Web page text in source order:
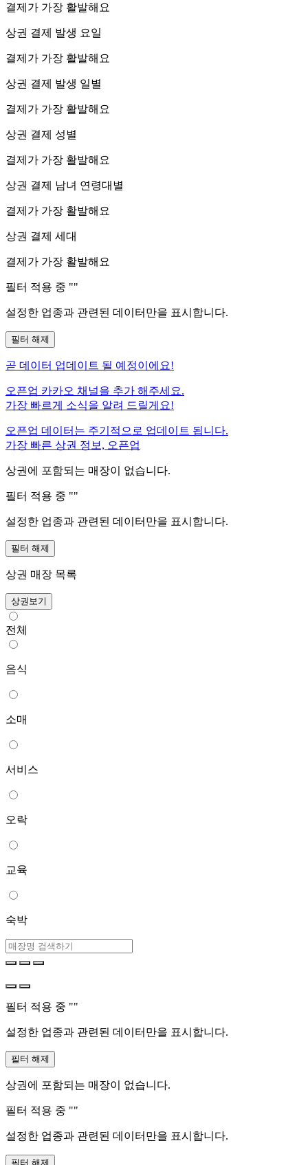
결제가 가장 활발해요
상권 결제 발생 요일
결제가 가장 활발해요
상권 결제 발생 일별
결제가 가장 활발해요
상권 결제 성별
결제가 가장 활발해요
상권 결제 남녀 연령대별
결제가 가장 활발해요
상권 결제 세대
결제가 가장 활발해요
필터 적용 중 ""
설정한 업종과 관련된 데이터만을 표시합니다.
필터 해제
곧 데이터 업데이트 될 예정이에요!
오픈업 카카오 채널을 추가 해주세요.
가장 빠르게 소식을 알려 드릴게요!
오픈업 데이터는 주기적으로 업데이트 됩니다.
가장 빠른 상권 정보, 오픈업
상권에 포함되는 매장이 없습니다.
필터 적용 중 ""
설정한 업종과 관련된 데이터만을 표시합니다.
필터 해제
상권 매장 목록
상권보기
전체
음식
소매
서비스
오락
교육
숙박
필터 적용 중 ""
설정한 업종과 관련된 데이터만을 표시합니다.
필터 해제
상권에 포함되는 매장이 없습니다.
필터 적용 중 ""
설정한 업종과 관련된 데이터만을 표시합니다.
필터 해제